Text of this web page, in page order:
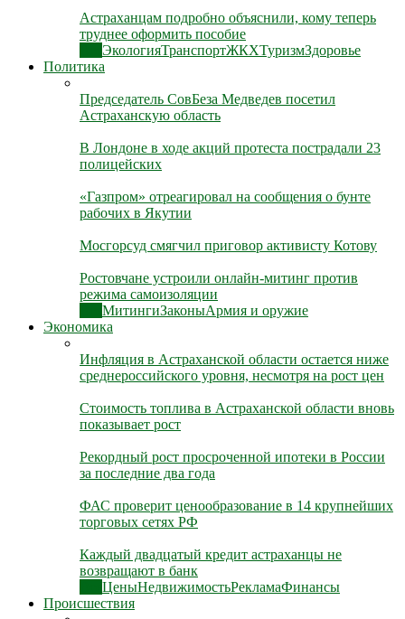
Астраханцам подробно объяснили, кому теперь
труднее оформить пособие
ЭкологияТранспортЖКХТуризмЗдоровье
Политика
Председатель СовБеза Медведев посетил
Астраханскую область
В Лондоне в ходе акций протеста пострадали 23
полицейских
«Газпром» отреагировал на сообщения о бунте
рабочих в Якутии
Мосгорсуд смягчил приговор активисту Котову
Ростовчане устроили онлайн-митинг против
режима самоизоляции
МитингиЗаконыАрмия и оружие
Экономика
Инфляция в Астраханской области остается ниже
среднероссийского уровня, несмотря на рост цен
Стоимость топлива в Астраханской области вновь
показывает рост
Рекордный рост просроченной ипотеки в России
за последние два года
ФАС проверит ценообразование в 14 крупнейших
торговых сетях РФ
Каждый двадцатый кредит астраханцы не
возвращают в банк
ЦеныНедвижимостьРекламаФинансы
Происшествия